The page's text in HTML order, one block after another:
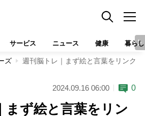
サービス ニュース 健康 暮らし
ズ 週刊脳トレ｜まず絵と言葉をリンク
2024.09.16 06:00 0
まず絵と言葉をリン